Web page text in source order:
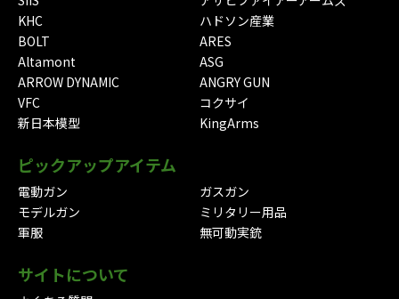
KHC
ハドソン産業
BOLT
ARES
Altamont
ASG
ARROW DYNAMIC
ANGRY GUN
VFC
コクサイ
新日本模型
KingArms
ピックアップアイテム
電動ガン
ガスガン
モデルガン
ミリタリー用品
軍服
無可動実銃
サイトについて